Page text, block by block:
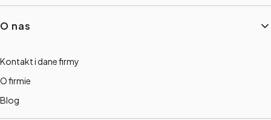
O nas
Kontakt i dane firmy
O firmie
Blog